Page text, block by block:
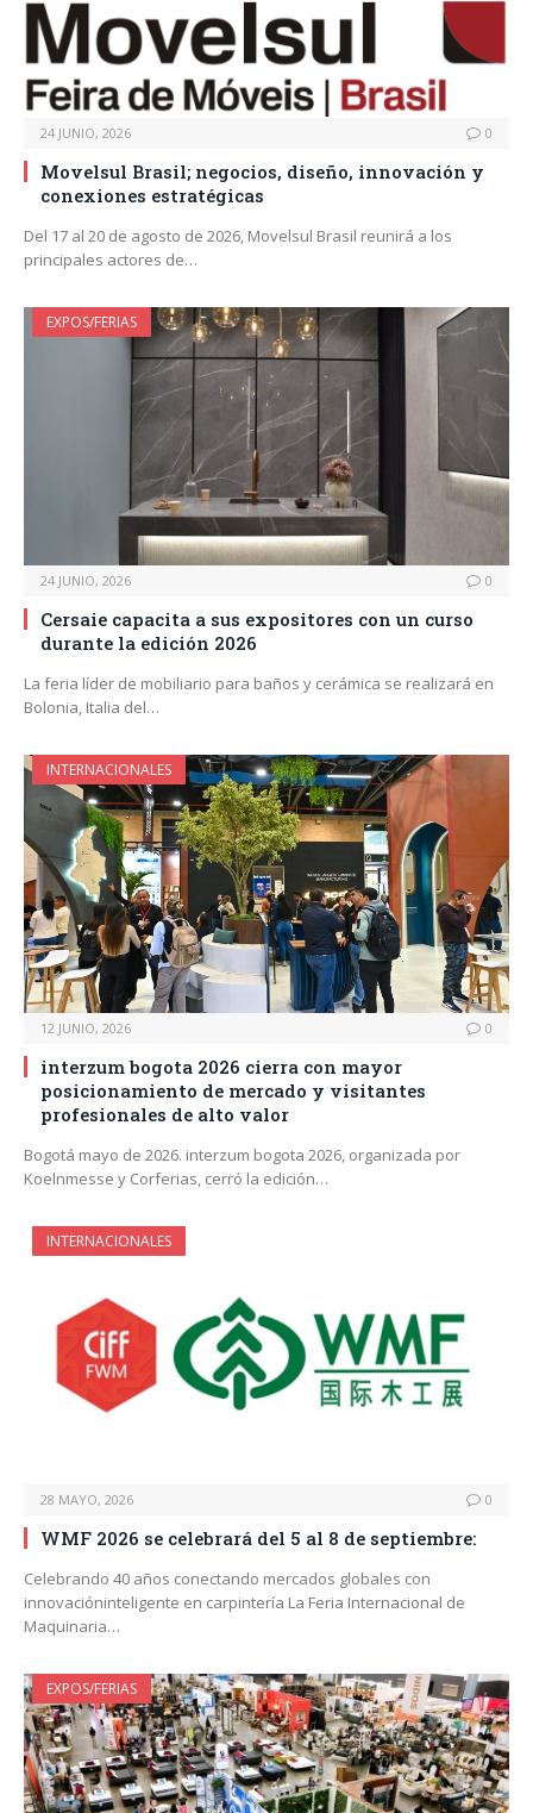
24 JUNIO, 2026 0
Movelsul Brasil; negocios, diseño, innovación y
conexiones estratégicas
Del 17 al 20 de agosto de 2026, Movelsul Brasil reunirá a los
principales actores de…
EXPOS/FERIAS
24 JUNIO, 2026 0
Cersaie capacita a sus expositores con un curso
durante la edición 2026
La feria líder de mobiliario para baños y cerámica se realizará en
Bolonia, Italia del…
INTERNACIONALES
12 JUNIO, 2026 0
interzum bogota 2026 cierra con mayor
posicionamiento de mercado y visitantes
profesionales de alto valor
Bogotá mayo de 2026. interzum bogota 2026, organizada por
Koelnmesse y Corferias, cerró la edición…
INTERNACIONALES
28 MAYO, 2026 0
WMF 2026 se celebrará del 5 al 8 de septiembre:
Celebrando 40 años conectando mercados globales con
innovacióninteligente en carpintería La Feria Internacional de
Maquinaria…
EXPOS/FERIAS